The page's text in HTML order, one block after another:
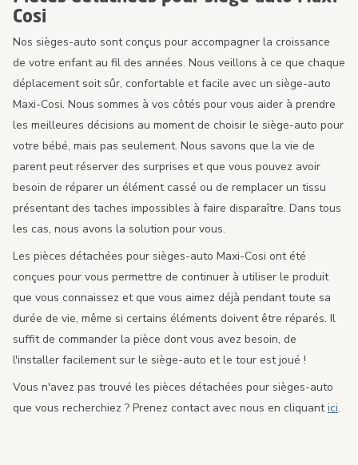
Cosi
Nos sièges-auto sont conçus pour accompagner la croissance
de votre enfant au fil des années. Nous veillons à ce que chaque
déplacement soit sûr, confortable et facile avec un siège-auto
Maxi-Cosi. Nous sommes à vos côtés pour vous aider à prendre
les meilleures décisions au moment de choisir le siège-auto pour
votre bébé, mais pas seulement. Nous savons que la vie de
parent peut réserver des surprises et que vous pouvez avoir
besoin de réparer un élément cassé ou de remplacer un tissu
présentant des taches impossibles à faire disparaître. Dans tous
les cas, nous avons la solution pour vous.
Les pièces détachées pour sièges-auto Maxi-Cosi ont été
conçues pour vous permettre de continuer à utiliser le produit
que vous connaissez et que vous aimez déjà pendant toute sa
durée de vie, même si certains éléments doivent être réparés. Il
suffit de commander la pièce dont vous avez besoin, de
l'installer facilement sur le siège-auto et le tour est joué !
Vous n'avez pas trouvé les pièces détachées pour sièges-auto
que vous recherchiez ? Prenez contact avec nous en cliquantici.